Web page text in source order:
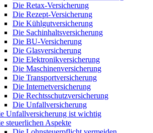
Die Retax-Versicherung
Die Rezept-Versicherung
Die Kühlgutversicherung
Die Sachinhaltsversicherung
Die BU-Versicherung
Die Glasversicherung
Die Elektronikversicherung
Die Maschinenversicherung
Die Transportversicherung
Die Internetversicherung
Die Rechtsschutzversicherung
Die Unfallversicherung
Unfallversicherung ist wichtig
steuerlichen Aspekte